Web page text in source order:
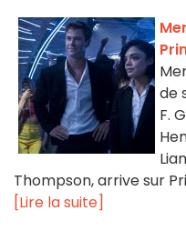
de
F.
Thompson, arrive sur
[Lire la suite]